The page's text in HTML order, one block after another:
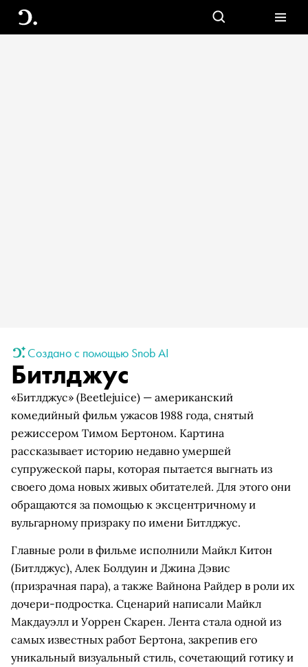
Создано с помощью Snob AI
Битлджус
«Битлджус» (Beetlejuice) — американский
комедийный фильм ужасов 1988 года, снятый
режиссером Тимом Бертоном. Картина
рассказывает историю недавно умершей
супружеской пары, которая пытается выгнать из
своего дома новых живых обитателей. Для этого они
обращаются за помощью к эксцентричному и
вульгарному призраку по имени Битлджус.
Главные роли в фильме исполнили Майкл Китон
(Битлджус), Алек Болдуин и Джина Дэвис
(призрачная пара), а также Вайнона Райдер в роли их
дочери-подростка. Сценарий написали Майкл
Макдауэлл и Уоррен Скарен. Лента стала одной из
самых известных работ Бертона, закрепив его
уникальный визуальный стиль, сочетающий готику и